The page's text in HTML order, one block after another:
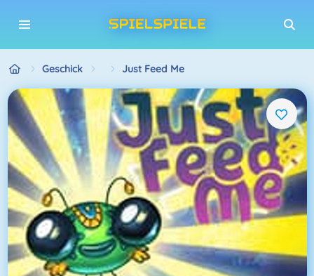
Geschick Just Feed Me